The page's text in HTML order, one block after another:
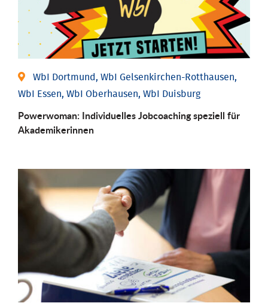
WbI Dortmund, WbI Gelsenkirchen-Rotthausen,
WbI Essen, WbI Oberhausen, WbI Duisburg
Powerwoman: Individu­elles Job­coaching speziell für
Aka­demiker­innen